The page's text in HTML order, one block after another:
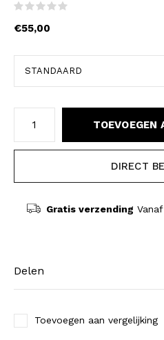
€55,00
TOEVOEGEN
DIRECT
Gratis verzending
Delen
Toevoegen aan vergelijking